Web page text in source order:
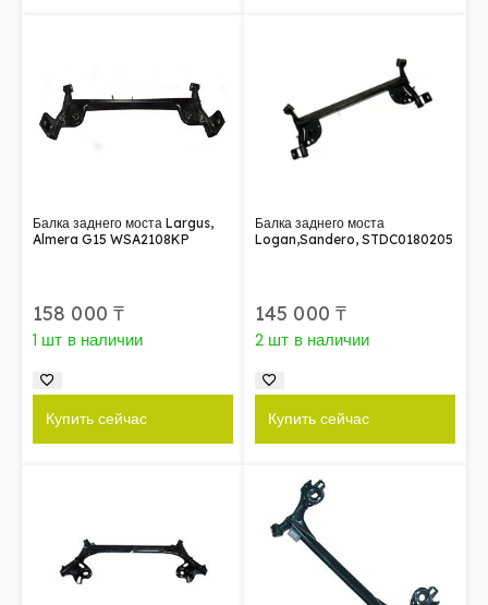
Балка заднего моста Largus,
Almera G15 WSA2108KP
158 000 ₸
1 шт в наличии
Купить сейчас
Балка заднего моста
Logan,Sandero, STDC0180205
145 000 ₸
2 шт в наличии
Купить сейчас